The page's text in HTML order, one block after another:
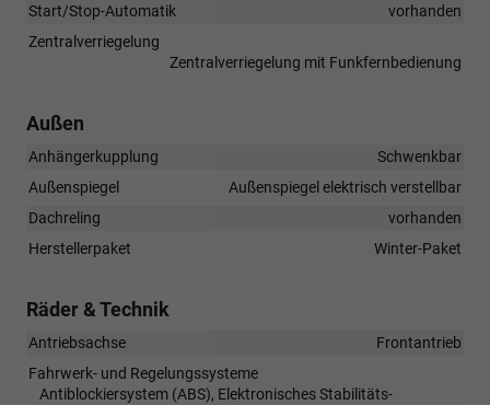
Start/Stop-Automatik
vorhanden
Zentralverriegelung
Zentralverriegelung mit Funkfernbedienung
Außen
Anhängerkupplung
Schwenkbar
Außenspiegel
Außenspiegel elektrisch verstellbar
Dachreling
vorhanden
Herstellerpaket
Winter-Paket
Räder & Technik
Antriebsachse
Frontantrieb
Fahrwerk- und Regelungssysteme
Antiblockiersystem (ABS), Elektronisches Stabilitäts-